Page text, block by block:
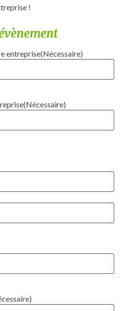
!
entreprise(Nécessaire)
(Nécessaire)